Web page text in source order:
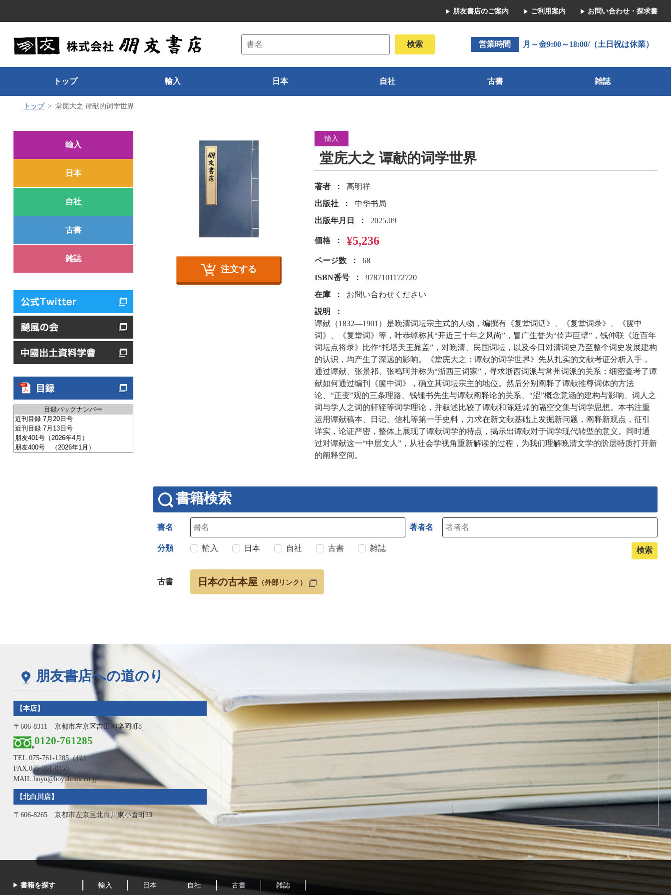
朋友書店のご案内 ご利用案内 お問い合わせ・探求書
営業時間 月～金9:00～18:00/（土日祝は休業）
トップ 輸入 日本 自社 古書 雑誌
トップ 堂庑大之 谭献的词学世界
輸入
日本
自社
古書
雑誌
注文する
輸入
堂庑大之 谭献的词学世界
著者
高明祥
出版社
中华书局
出版年月日
2025.09
価格 ¥5,236
ページ数
68
ISBN番号
9787101172720
在庫
お問い合わせください
説明
谭献（1832—1901）是晚清词坛宗主式的人物，编撰有《复堂词话》、《复堂词录》、《箧中
词》、《复堂词》等，叶恭绰称其“开近三十年之风尚”，冒广生誉为“倚声巨擘”，钱仲联《近百年
词坛点将录》比作“托塔天王晁盖”，对晚清、民国词坛，以及今日对清词史乃至整个词史发展建构
的认识，均产生了深远的影响。《堂庑大之：谭献的词学世界》先从扎实的文献考证分析入手，
通过谭献、张景祁、张鸣珂并称为“浙西三词家”，寻求浙西词派与常州词派的关系；细密查考了谭
献如何通过编刊《箧中词》，确立其词坛宗主的地位。然后分别阐释了谭献推尊词体的方法
论、“正变”观的三条理路、钱锺书先生与谭献阐释论的关系、“涩”概念意涵的建构与影响、词人之
词与学人之词的轩轾等词学理论，并叙述比较了谭献和陈廷焯的隔空交集与词学思想。本书注重
运用谭献稿本、日记、信札等第一手史料，力求在新文献基础上发掘新问题，阐释新观点，征引
详实，论证严密，整体上展现了谭献词学的特点，揭示出谭献对于词学现代转型的意义。同时通
过对谭献这一“中层文人”，从社会学视角重新解读的过程，为我们理解晚清文学的阶层特质打开新
的阐释空间。
書籍検索
書名 著者名
分類 輸入 日本 自社 古書 雑誌
古書 日本の古本屋 （外部リンク）
朋友書店への道のり
【本店】
〒606-8311 京都市左京区吉田神楽岡町8
0120-761285
TEL. 075-761-1285（代）
FAX.075-761-8150
MAIL.hoyu@hoyubook.co.jp
【北白川店】
〒606-8265 京都市左京区北白川東小倉町23
書籍を探す 輸入 日本 自社 古書 雑誌